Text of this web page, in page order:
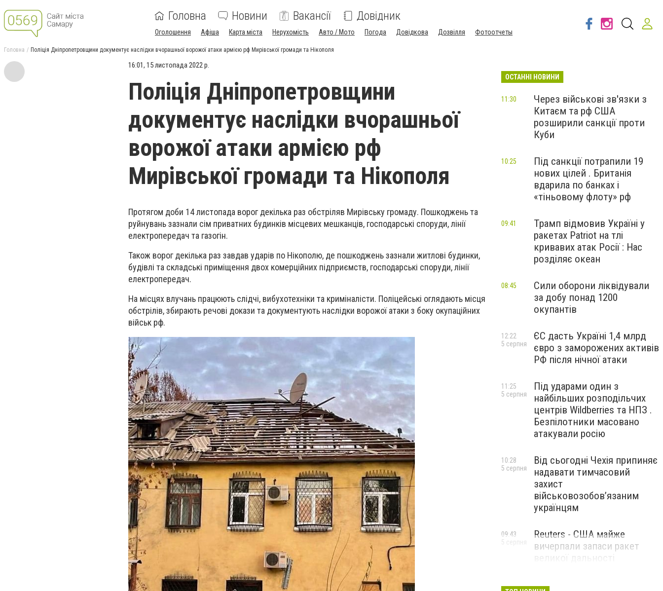
Головна Новини Вакансії Довідник
Оголошення Афіша Карта міста Нерухомість Авто / Мото Погода Довідкова Дозвілля Фотоотчеты
Головна Поліція Дніпропетровщини документує наслідки вчорашньої ворожої атаки армією рф Мирівської громади та Нікополя
16:01, 15 листопада 2022 р.
Поліція Дніпропетровщини
документує наслідки вчорашньої
ворожої атаки армією рф
Мирівської громади та Нікополя
Протягом доби 14 листопада ворог декілька раз обстріляв Мирівську громаду. Пошкоджень та
руйнувань зазнали сім приватних будинків місцевих мешканців, господарські споруди, лінії
електропередач та газогін.
Також ворог декілька раз завдав ударів по Нікополю, де пошкоджень зазнали житлові будинки,
будівлі та складські приміщення двох комерційних підприємств, господарські споруди, лінії
електропередач.
На місцях влучань працюють слідчі, вибухотехніки та криміналісти. Поліцейські оглядають місця
обстрілів, збирають речові докази та документують наслідки ворожої атаки з боку окупаційних
військ рф.
ОСТАННІ НОВИНИ
Через військові зв'язки з
Китаєм та рф США
розширили санкції проти
Куби
11:30
Під санкції потрапили 19
нових цілей . Британія
вдарила по банках і
«тіньовому флоту» рф
10:25
Трамп відмовив Україні у
ракетах Patriot на тлі
кривавих атак Росії : Нас
розділяє океан
09:41
Сили оборони ліквідували
за добу понад 1200
окупантів
08:45
ЄС дасть Україні 1,4 млрд
євро з заморожених активів
РФ після нічної атаки
12:22
5 серпня
Під ударами один з
найбільших розподільчих
центрів Wildberries та НПЗ .
Безпілотники масовано
атакували росію
11:25
5 серпня
Від сьогодні Чехія припиняє
надавати тимчасовий
захист
військовозобов’язаним
українцям
10:28
5 серпня
Reuters - США майже
вичерпали запаси ракет
09:43
5 серпня